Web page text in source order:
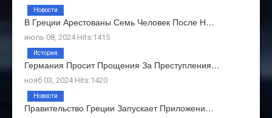
В Греции Арестованы Семь Человек После Н…
июль 08, 2024 Hits:1415
Новости
Германия Просит Прощения За Преступления…
нояб 03, 2024 Hits:1420
История
Правительство Греции Запускает Приложени…
Новости